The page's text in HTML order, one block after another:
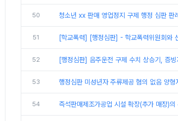
50 청소년 xx 판매 영업정지 구제 행정 심판 판례
51 [학교폭력] [행정심판] - 학교폭력위원회와
52 [행정심판] 음주운전 구제 수치 상승기, 증빙
53 행정심판 미성년자 주류제공 혐의 없음 양형
54 즉석판매제조가공업 시설 확장(추가 매장)의